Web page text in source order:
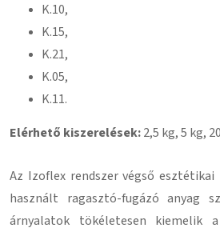
K.10,
K.15,
K.21,
K.05,
K.11.
Elérhető kiszerelések:2,5 kg, 5 kg,
Az Izoflex rendszer végső esztétikai
használt ragasztó-fugázó anyag
árnyalatok tökéletesen kiemelik